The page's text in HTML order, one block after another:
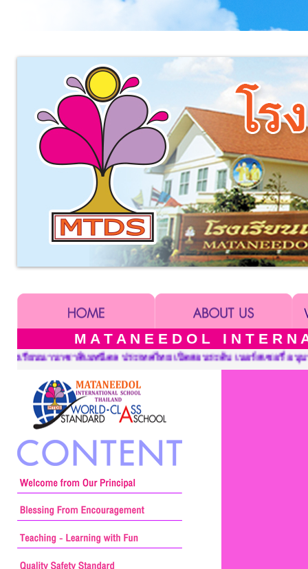
M A T A N E E D O L I N T E R
ดสอนระดับ เนอร์สเซอรี่ อนุบาล ประถมศึกษาและมัธยมศึกษา :::